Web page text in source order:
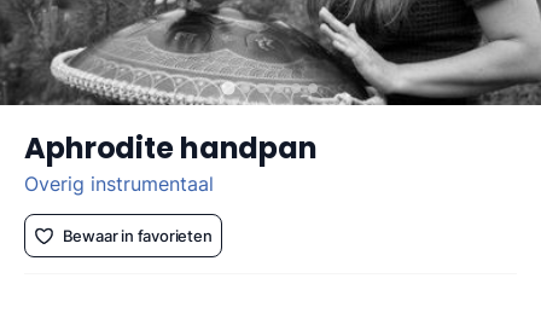
Aphrodite handpan
Overig instrumentaal
Bewaar in favorieten